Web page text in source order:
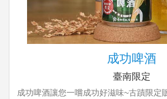
成功啤酒
臺南限定
成功啤酒讓您一嚐成功好滋味~古蹟限